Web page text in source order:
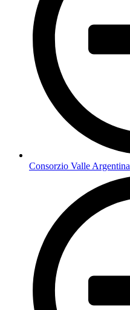
Consorzio Valle Argentina